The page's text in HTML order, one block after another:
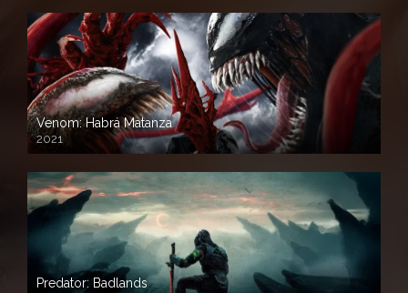
Venom: Habrá Matanza
2021
Predator: Badlands